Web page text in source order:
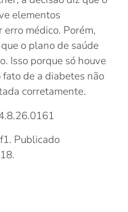
elementos
médico. Porém,
o plano de saúde
Isso porque só houve
de a diabetes não
corretamente.
Publicado